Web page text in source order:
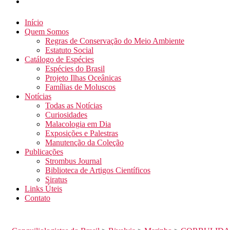
Início
Quem Somos
Regras de Conservação do Meio Ambiente
Estatuto Social
Catálogo de Espécies
Espécies do Brasil
Projeto Ilhas Oceânicas
Famílias de Moluscos
Notícias
Todas as Notícias
Curiosidades
Malacologia em Dia
Exposições e Palestras
Manutenção da Coleção
Publicações
Strombus Journal
Biblioteca de Artigos Científicos
Siratus
Links Úteis
Contato